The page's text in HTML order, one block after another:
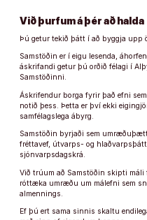
Við þurfum á þér að halda
Þú getur tekið þátt í að byggja upp
Samstöðin er í eigu lesenda,
áskrifandi getur þú orðið félagi í
Samstöðinni.
Áskrifendur borga fyrir það efni
notið þess. Þetta er því ekki
samfélagslega ábyrg.
Samstöðin byrjaði sem
fréttavef, útvarps- og
sjónvarpsdagskrá.
Við trúum að Samstöðin skipti
róttæka umræðu um málefni sem
almennings.
Ef þú ert sama sinnis skaltu